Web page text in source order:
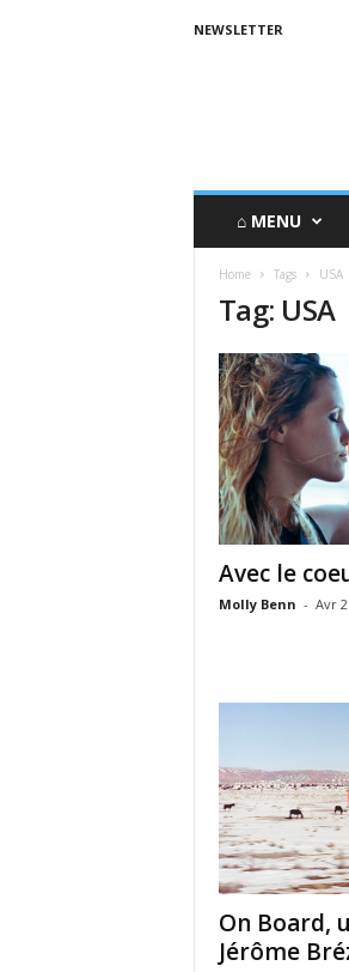
NEWSLETTER
⌂ MENU
Home Tags USA
Tag: USA
Avec le
Molly Benn - Avr
On Board,
Jérôme